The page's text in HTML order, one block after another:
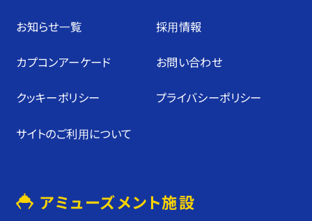
お知らせ⼀覧 採⽤情報
カプコンアーケード お問い合わせ
クッキーポリシー プライバシーポリシー
サイトのご利⽤について
アミューズメント施設